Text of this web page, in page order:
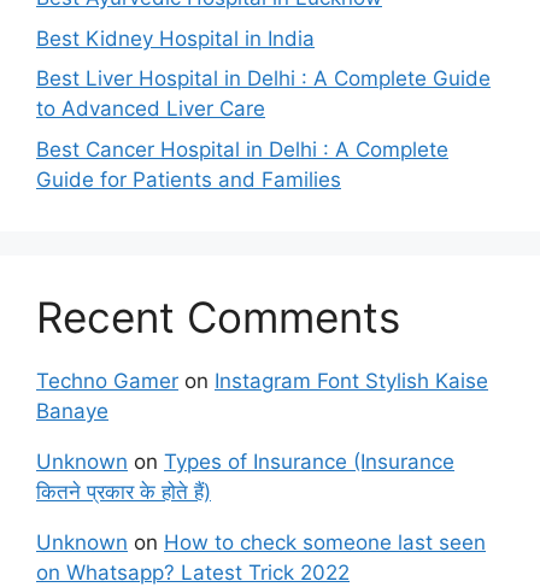
Best Kidney Hospital in India
Best Liver Hospital in Delhi : A Complete Guide
to Advanced Liver Care
Best Cancer Hospital in Delhi : A Complete
Guide for Patients and Families
Recent Comments
Techno Gamer on Instagram Font Stylish Kaise
Banaye
Unknown on Types of Insurance (Insurance
कितने प्रकार के होते हैं)
Unknown on How to check someone last seen
on Whatsapp? Latest Trick 2022